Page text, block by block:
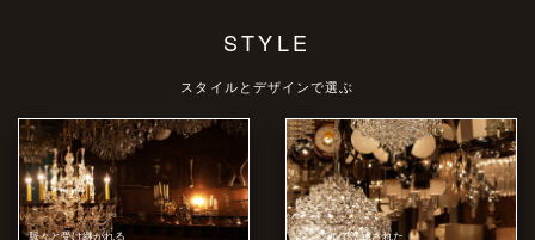
STYLE
スタイルとデザインで選ぶ
脈々と受け継がれる
シンプルで洗練された